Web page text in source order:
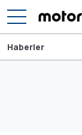
Haberler